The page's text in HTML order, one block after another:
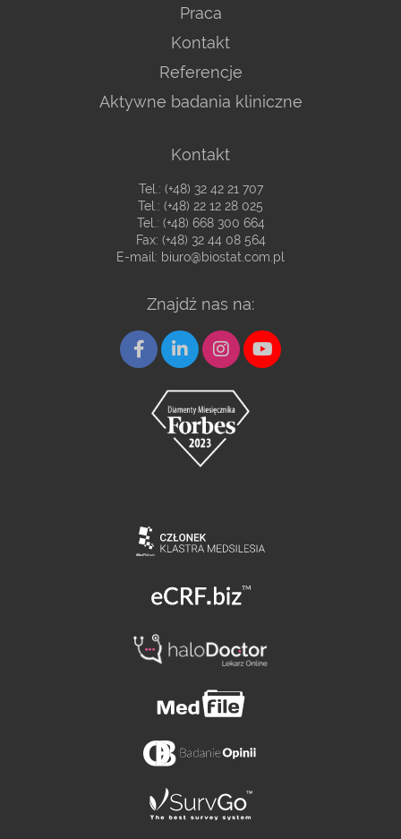
Praca
Kontakt
Referencje
Aktywne badania kliniczne
Kontakt
Tel.: (+48) 32 42 21 707
Tel.: (+48) 22 12 28 025
Tel.: (+48) 668 300 664
Fax: (+48) 32 44 08 564
E-mail: biuro@biostat.com.pl
Znajdź nas na: